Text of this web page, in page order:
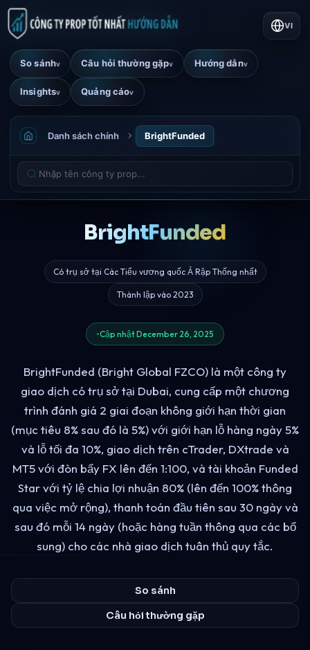
So sánhv Câu hỏi thường gặpv Hướng dẫnv
Insightsv Quảng cáov
VI
Danh sách chính BrightFunded
BrightFunded
Có trụ sở tại Các Tiểu vương quốc Ả Rập Thống nhất
Thành lập vào 2023
Cập nhật December 26, 2025
BrightFunded (Bright Global FZCO) là một công ty
giao dịch có trụ sở tại Dubai, cung cấp một chương
trình đánh giá 2 giai đoạn không giới hạn thời gian
(mục tiêu 8% sau đó là 5%) với giới hạn lỗ hàng ngày 5%
và lỗ tối đa 10%, giao dịch trên cTrader, DXtrade và
MT5 với đòn bẩy FX lên đến 1:100, và tài khoản Funded
Star với tỷ lệ chia lợi nhuận 80% (lên đến 100% thông
qua việc mở rộng), thanh toán đầu tiên sau 30 ngày và
sau đó mỗi 14 ngày (hoặc hàng tuần thông qua các bổ
sung) cho các nhà giao dịch tuân thủ quy tắc.
So sánh
Câu hỏi thường gặp